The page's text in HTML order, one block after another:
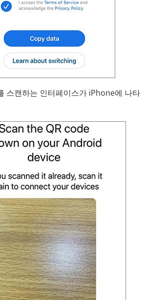
스캔하는 인터페이스가 iPhone에 나타